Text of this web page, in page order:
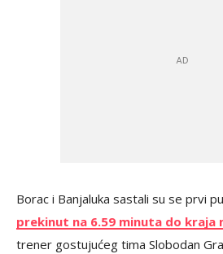
Borac i Banjaluka sastali su se prvi
prekinut na 6.59 minuta do kraja
trener gostujućeg tima Slobodan